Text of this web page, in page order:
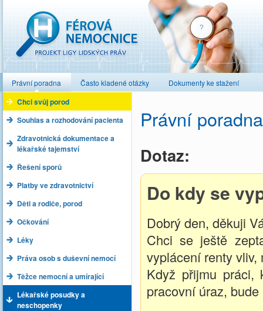
Právní poradna Často kladené otázky Dokumenty ke stažení
Chci svůj porod
Souhlas a rozhodování pacienta
Zdravotnická dokumentace a
lékařské tajemství
Řešení sporů
Platby ve zdravotnictví
Děti a rodiče, porod
Očkování
Léky
Práva osob s duševní nemocí
Těžce nemocní a umírající
Lékařské posudky a
neschopenky
Právní
Dotaz:
Do kdy se
Dobrý den, děkuji
Chci se ještě
vyplácení renty
Když přijmu
pracovní úraz,